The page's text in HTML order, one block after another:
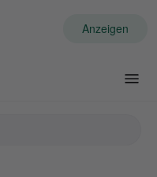
Anzeigen